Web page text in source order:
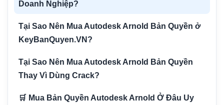
Doanh Nghiệp?
Tại Sao Nên Mua Autodesk Arnold Bản Quyền ở
KeyBanQuyen.VN?
Tại Sao Nên Mua Autodesk Arnold Bản Quyền
Thay Vì Dùng Crack?
🛒 Mua Bản Quyền Autodesk Arnold Ở Đâu Uy